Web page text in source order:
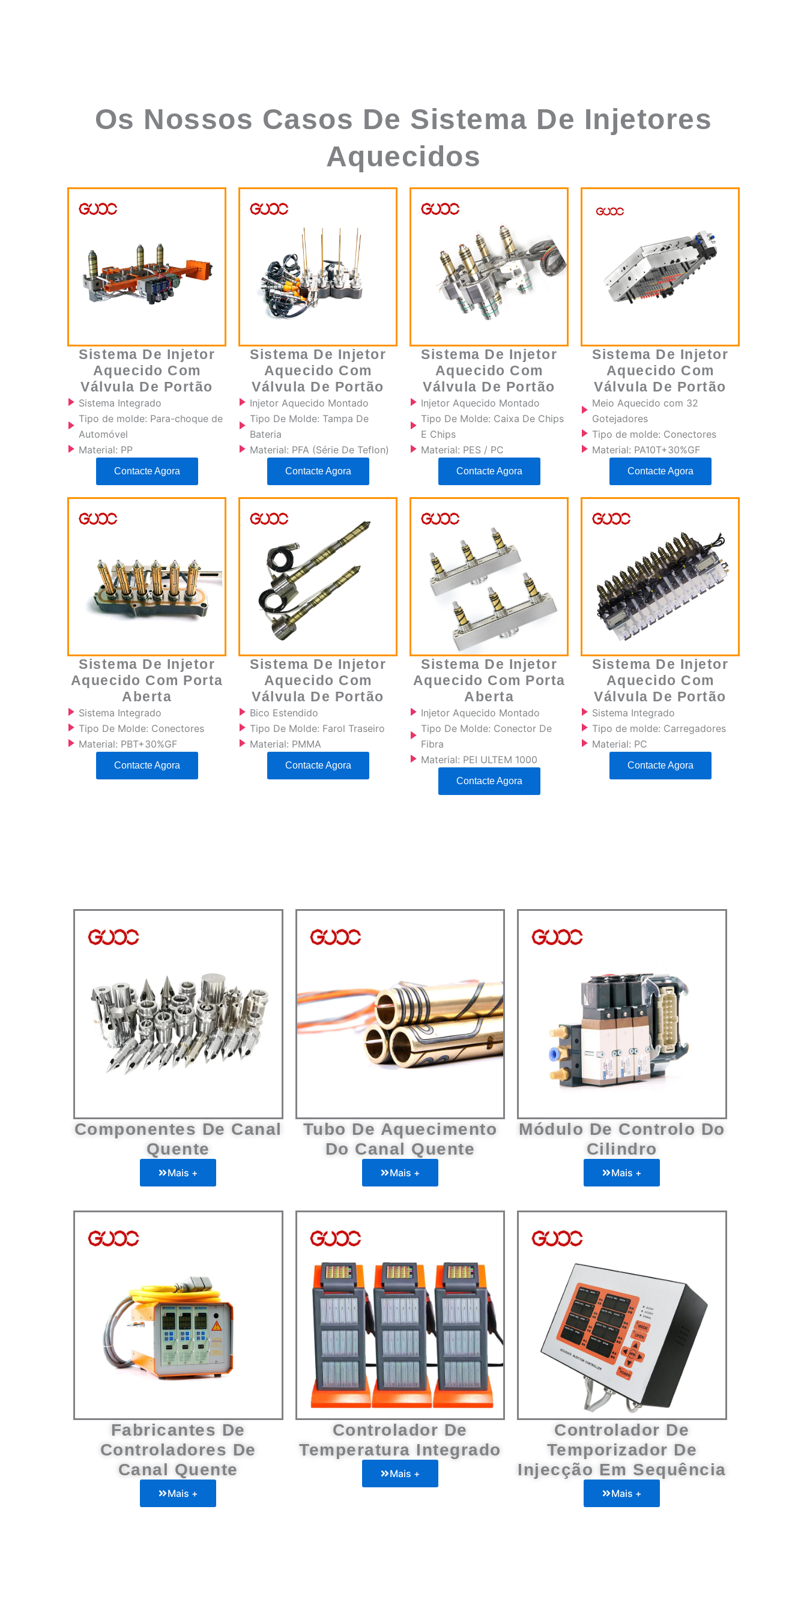
Os Nossos Casos De Sistema De Injetores
Aquecidos
Sistema De Injetor
Aquecido Com
Válvula De Portão
Sistema Integrado
Tipo de molde: Para-choque de
Automóvel
Material: PP
Contacte Agora
Sistema De Injetor
Aquecido Com
Válvula De Portão
Injetor Aquecido Montado
Tipo De Molde: Tampa De
Bateria
Material: PFA (série De Teflon)
Contacte Agora
Sistema De Injetor
Aquecido Com
Válvula De Portão
Injetor Aquecido Montado
Tipo De Molde: Caixa De Chips
E Chips
Material: PES / PC
Contacte Agora
Sistema De Injetor
Aquecido Com
Válvula De Portão
Meio Aquecido com 32
Gotejadores
Tipo de molde: Conectores
Material: PA10T+30%GF
Contacte Agora
Sistema De Injetor
Aquecido Com Porta
Aberta
Sistema Integrado
Tipo De Molde: Conectores
Material: PBT+30%GF
Contacte Agora
Sistema De Injetor
Aquecido Com
Válvula De Portão
Bico Estendido
Tipo De Molde: Farol Traseiro
Material: PMMA
Contacte Agora
Sistema De Injetor
Aquecido Com Porta
Aberta
Injetor Aquecido Montado
Tipo De Molde: Conector De
Fibra
Material: PEI ULTEM 1000
Contacte Agora
Sistema De Injetor
Aquecido Com
Válvula De Portão
Sistema Integrado
Tipo de molde: Carregadores
Material: PC
Contacte Agora
Componentes De Canal
Quente
Mais +
Tubo De Aquecimento
Do Canal Quente
Mais +
Módulo De Controlo Do
Cilindro
Mais +
Fabricantes De
Controladores De
Canal Quente
Mais +
Controlador De
Temperatura Integrado
Mais +
Controlador De
Temporizador De
Injecção Em Sequência
Mais +